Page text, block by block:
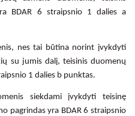
BDAR 6 straipsnio 1 dalies a
nes tai būtina norint įvykdyti
su jumis dalį, teisinis duomenų
1 dalies b punktas.
siekdami įvykdyti teisinę
pagrindas yra BDAR 6 straipsnio